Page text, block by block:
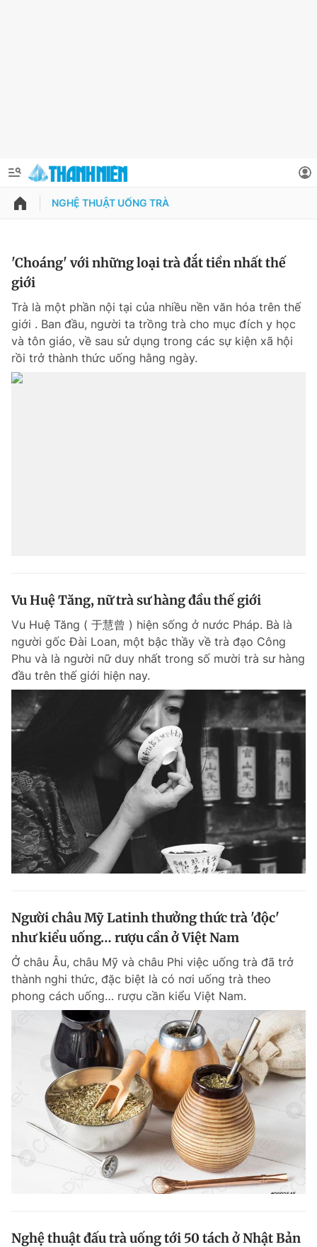
QUẢNG CÁO ĐẶT BÁO
Chuyên mục khác
Chào ngày mới Tin 24h
Đọc Thanh Niên trên điện thoại
Theo dõi báo trên
Hotline
0906 645 777
Liên hệ quảng cáo
0908 780 404
Đặt báo Quảng cáo Tòa soạn Chính sách bảo
Phó tổng biên tập: Lâm Hiếu Dũng
Phó tổng biên tập: Trần Việt Hưng
Tổng thư ký tòa soạn: Đức Trung
Giấy phép xuất bản số 110/GP - BTTTT cấp ngày 24.3.2020
© 2003-2026 Bản quyền thuộc về Báo Thanh Niên. Cấm sao chép
dưới mọi hình thức nếu không có sự chấp thuận bằng văn bản.
Phát triển bởi ePi Technologies, JSC.
Thông tin tài khoản
Tin đã lưu
Tin đã xem
NGHỆ THUẬT UỐNG TRÀ
'Choáng' với những loại trà đắt tiền nhất thế
giới
Trà là một phần nội tại của nhiều nền văn hóa trên thế
giới . Ban đầu, người ta trồng trà cho mục đích y học
và tôn giáo, về sau sử dụng trong các sự kiện xã hội
rồi trở thành thức uống hằng ngày.
Vu Huệ Tăng, nữ trà sư hàng đầu thế giới
Vu Huệ Tăng ( 于慧曾 ) hiện sống ở nước Pháp. Bà là
người gốc Đài Loan, một bậc thầy về trà đạo Công
Phu và là người nữ duy nhất trong số mười trà sư hàng
đầu trên thế giới hiện nay.
Người châu Mỹ Latinh thưởng thức trà 'độc'
như kiểu uống… rượu cần ở Việt Nam
Ở châu Âu, châu Mỹ và châu Phi việc uống trà đã trở
thành nghi thức, đặc biệt là có nơi uống trà theo
phong cách uống… rượu cần kiểu Việt Nam.
Nghệ thuật đấu trà uống tới 50 tách ở Nhật Bản